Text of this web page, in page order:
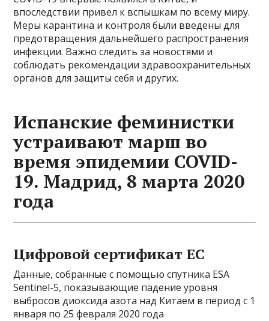
впоследствии привел к вспышкам по всему миру.
Меры карантина и контроля были введены для
предотвращения дальнейшего распространения
инфекции. Важно следить за новостями и
соблюдать рекомендации здравоохранительных
органов для защиты себя и других.
Испанские феминистки
устраивают марш во
время эпидемии COVID-
19. Мадрид, 8 марта 2020
года
Цифровой сертификат ЕС
Данные, собранные с помощью спутника ESA
Sentinel-5, показывающие падение уровня
выбросов диоксида азота над Китаем в период с 1
января по 25 февраля 2020 года